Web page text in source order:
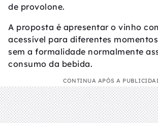
de provolone.
A proposta é apresentar o vinho
acessível para diferentes
sem a formalidade normalmente
consumo da bebida.
CONTINUA APÓS A